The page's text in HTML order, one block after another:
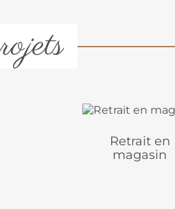
Retrait en
magasin